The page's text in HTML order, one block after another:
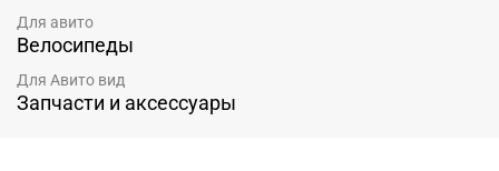
Для авито
Велосипеды
Для Авито вид
Запчасти и аксессуары